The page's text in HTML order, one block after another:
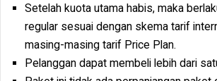
Setelah kuota utama habis, maka
regular sesuai dengan skema tarif
masing-masing tarif Price Plan.
Pelanggan dapat membeli lebih dari